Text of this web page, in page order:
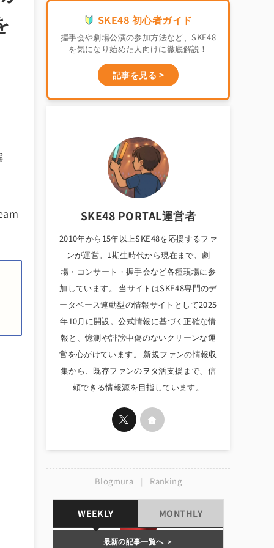
SKE48 初心者ガイド
握手会や劇場公演の参加方法など、SKE48
を気になり始めた人向けに徹底解説！
記事を見る >
SKE48 PORTAL運営者
2010年から15年以上SKE48を応援するファ
ンが運営。1期生時代から現在まで、劇
場・コンサート・握手会など各種現場に参
加しています。 当サイトはSKE48専門のデ
ータベース連動型の情報サイトとして2025
年10月に開設。公式情報に基づく正確な情
報と、憶測や誹謗中傷のないクリーンな運
営を心がけています。 新規ファンの情報収
集から、既存ファンのヲタ活支援まで、信
頼できる情報源を目指しています。
Blogmura | Ranking
WEEKLY MONTHLY
最新の記事一覧へ ＞